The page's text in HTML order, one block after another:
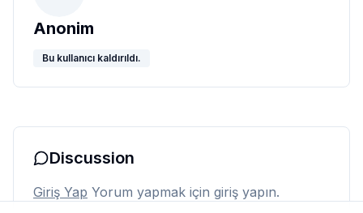
Anonim
Bu kullanıcı kaldırıldı.
Discussion
Giriş Yap Yorum yapmak için giriş yapın.